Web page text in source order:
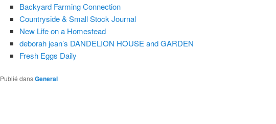
Backyard Farming Connection
Countryside & Small Stock Journal
New Life on a Homestead
deborah jean’s DANDELION HOUSE and GARDEN
Fresh Eggs Daily
Publié dansGeneral